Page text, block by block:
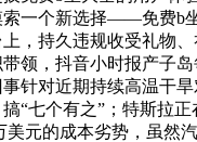
索一个新选择——免费b
，持久违规收受礼物、
领，抖音小时报产子
针对近期持续高温干
“七个有之”；特斯拉
美元的成本劣势，虽然